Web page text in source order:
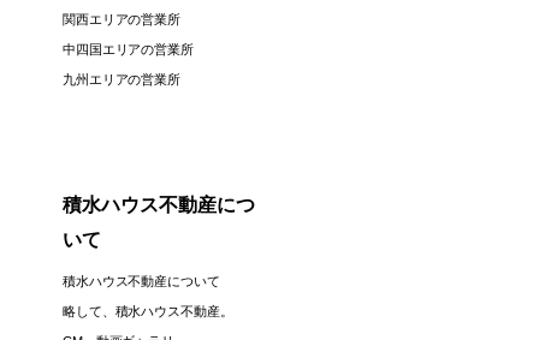
関西エリアの営業所
中四国エリアの営業所
九州エリアの営業所
積水ハウス不動産につ
いて
積水ハウス不動産について
略して、積水ハウス不動産。